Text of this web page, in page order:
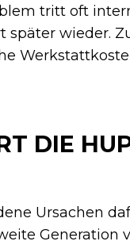
tritt oft
wieder.
DIE
Ursachen
Generation